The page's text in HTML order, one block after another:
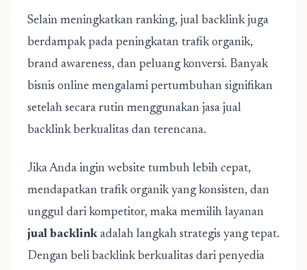
Selain meningkatkan ranking, jual backlink juga
berdampak pada peningkatan trafik organik,
brand awareness, dan peluang konversi. Banyak
bisnis online mengalami pertumbuhan signifikan
setelah secara rutin menggunakan jasa jual
backlink berkualitas dan terencana.
Jika Anda ingin website tumbuh lebih cepat,
mendapatkan trafik organik yang konsisten, dan
unggul dari kompetitor, maka memilih layanan
jual backlink adalah langkah strategis yang tepat.
Dengan beli backlink berkualitas dari penyedia